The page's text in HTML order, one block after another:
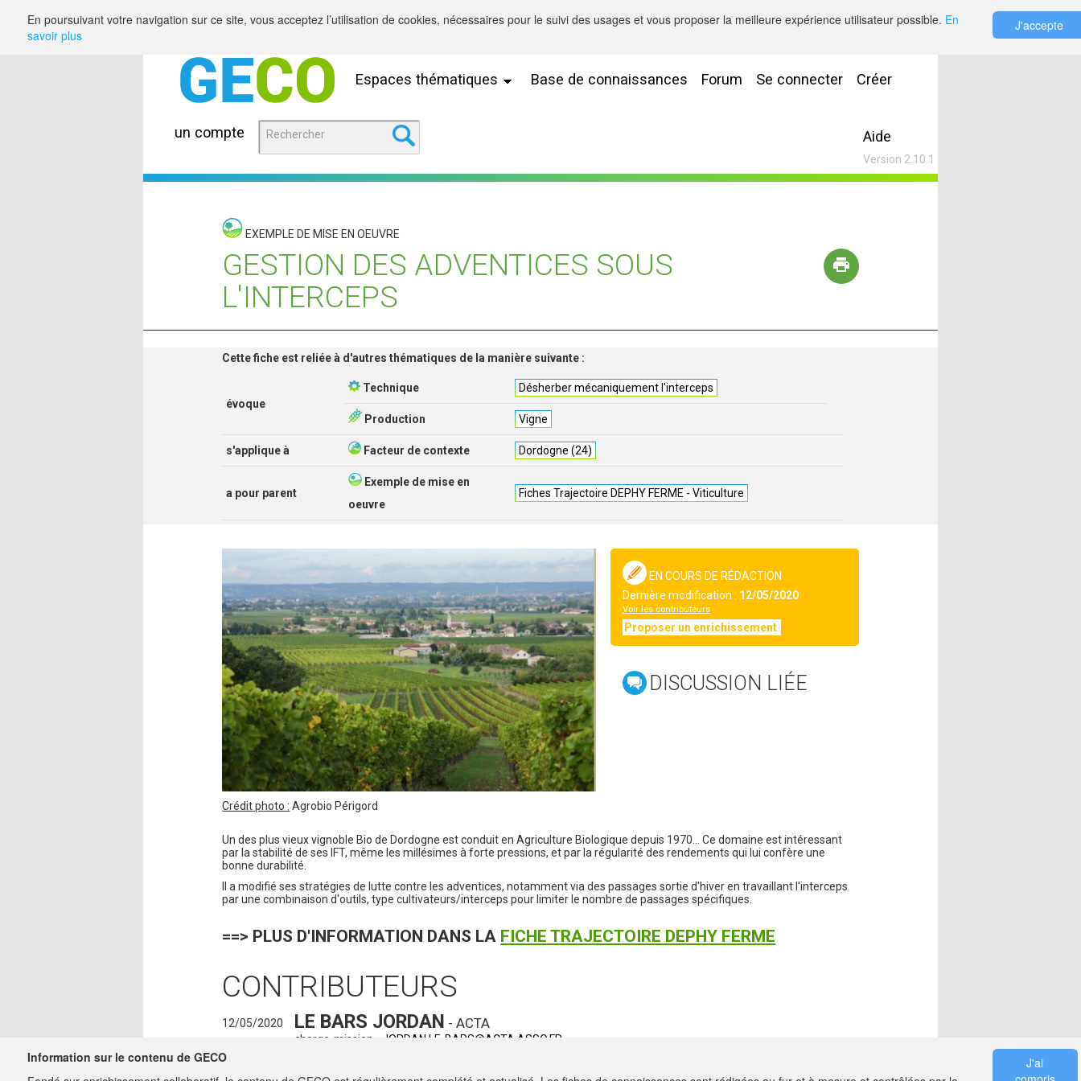
Espaces thématiques Base de connaissances Forum Se connecter Créer
un compte Aide
Version 2.10.1
EXEMPLE DE MISE EN OEUVRE
GESTION DES ADVENTICES SOUS
L'INTERCEPS
Cette fiche est reliée à d'autres thématiques de la manière suivante :
évoque
Technique Désherber mécaniquement l'interceps
Production Vigne
s'applique à Facteur de contexte Dordogne (24)
a pour parent
Exemple de mise en
oeuvre
Fiches Trajectoire DEPHY FERME - Viticulture
EN COURS DE RÉDACTION
Dernière modification : 12/05/2020
Voir les contributeurs
Proposer un enrichissement
DISCUSSION LIÉE
Crédit photo : Agrobio Périgord
Un des plus vieux vignoble Bio de Dordogne est conduit en Agriculture Biologique depuis 1970... Ce domaine est intéressant
par la stabilité de ses IFT, même les millésimes à forte pressions, et par la régularité des rendements qui lui confère une
bonne durabilité.
Il a modifié ses stratégies de lutte contre les adventices, notamment via des passages sortie d'hiver en travaillant l'interceps
par une combinaison d'outils, type cultivateurs/interceps pour limiter le nombre de passages spécifiques.
==> PLUS D'INFORMATION DANS LA FICHE TRAJECTOIRE DEPHY FERME
CONTRIBUTEURS
12/05/2020 LE BARS JORDAN - ACTA
charge-mission - JORDAN.LE-BARS@ACTA.ASSO.FR
En poursuivant votre navigation sur ce site, vous acceptez l’utilisation de cookies, nécessaires pour le suivi des usages et vous proposer la meilleure expérience utilisateur possible. En
savoir plus
J'accepte
Information sur le contenu de GECO
J'ai